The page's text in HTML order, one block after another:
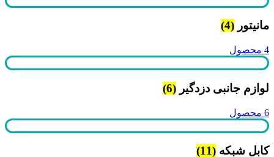
مانیتور (4)
4 محصول
لوازم جانبی دزدگیر (6)
6 محصول
کابل شبکه (11)